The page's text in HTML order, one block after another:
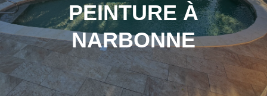
PEINTURE À
NARBONNE